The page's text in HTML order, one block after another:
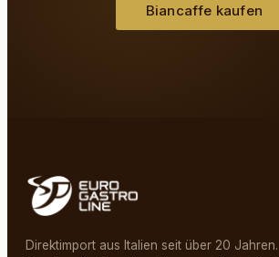
Biancaffe kaufen
Direktimport aus Italien seit über 20 Jahren.